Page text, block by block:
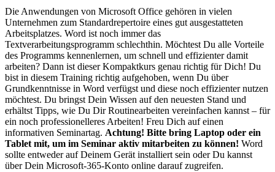
Die Anwendungen von Microsoft Office gehören in vielen
Unternehmen zum Standardrepertoire eines gut ausgestatteten
Arbeitsplatzes. Word ist noch immer das
Textverarbeitungsprogramm schlechthin. Möchtest Du alle Vorteile
des Programms kennenlernen, um schnell und effizienter damit
arbeiten? Dann ist dieser Kompaktkurs genau richtig für Dich! Du
bist in diesem Training richtig aufgehoben, wenn Du über
Grundkenntnisse in Word verfügst und diese noch effizienter nutzen
möchtest. Du bringst Dein Wissen auf den neuesten Stand und
erhältst Tipps, wie Du Dir Routinearbeiten vereinfachen kannst – für
ein noch professionelleres Arbeiten! Freu Dich auf einen
informativen Seminartag. Achtung! Bitte bring Laptop oder ein
Tablet mit, um im Seminar aktiv mitarbeiten zu können! Word
sollte entweder auf Deinem Gerät installiert sein oder Du kannst
über Dein Microsoft-365-Konto online darauf zugreifen.